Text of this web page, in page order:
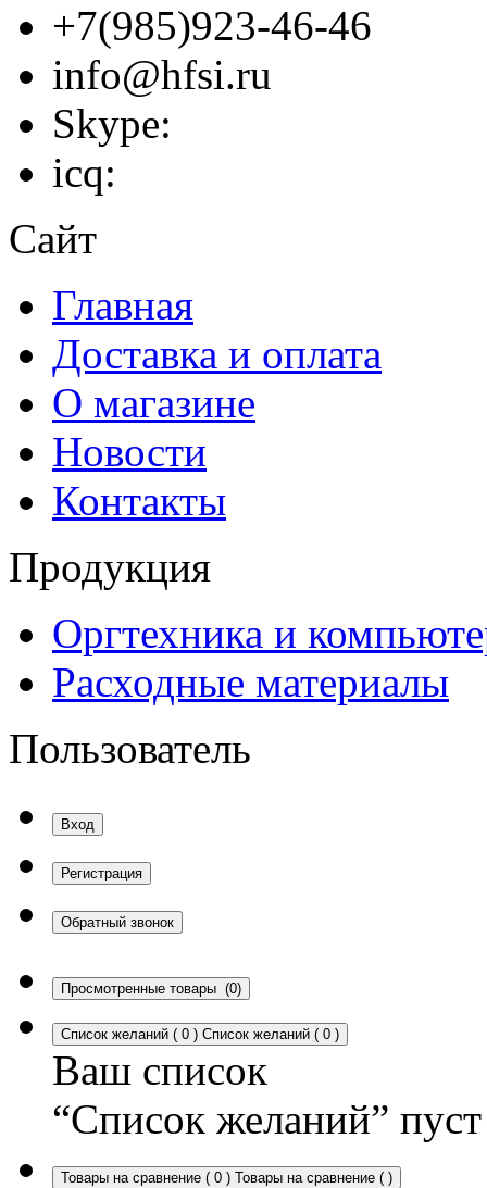
+7(985)923-46-46
info@hfsi.ru
Skype:
icq:
Сайт
Главная
Доставка и оплата
О магазине
Новости
Контакты
Продукция
Оргтехника и
Расходные материалы
Пользователь
Вход
Регистрация
Обратный звонок
Просмотренные товары (0)
Список желаний ( 0 ) Список желаний ( 0 )
Ваш список
“Список желаний” пуст
Товары на сравнение ( 0 ) Товары на сравнение ( )